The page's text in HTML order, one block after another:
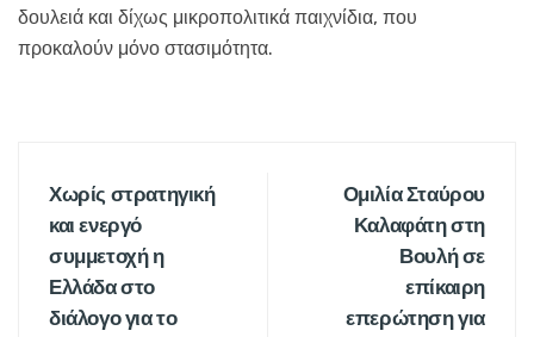
δουλειά και δίχως μικροπολιτικά παιχνίδια, που
προκαλούν μόνο στασιμότητα.
Χωρίς στρατηγική
και ενεργό
συμμετοχή η
Ελλάδα στο
διάλογο για το
Ομιλία Σταύρου
Καλαφάτη στη
Βουλή σε
επίκαιρη
επερώτηση για